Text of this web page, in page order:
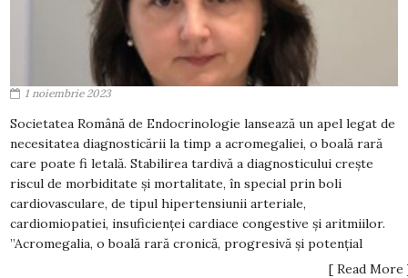
1 noiembrie 2023
Societatea Română de Endocrinologie lansează un apel legat de
necesitatea diagnosticării la timp a acromegaliei, o boală rară
care poate fi letală. Stabilirea tardivă a diagnosticului crește
riscul de morbiditate și mortalitate, în special prin boli
cardiovasculare, de tipul hipertensiunii arteriale,
cardiomiopatiei, insuficienței cardiace congestive și aritmiilor.
”Acromegalia, o boală rară cronică, progresivă și potențial
[ Read More